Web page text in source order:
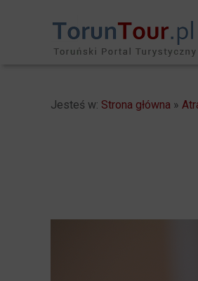
Jesteś w: Strona główna »